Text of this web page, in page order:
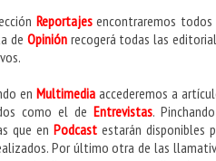
Reportajesencontraremos todos
de Opiniónrecogerá todas las
enMultimedia accederemos a
como el de Entrevistas.
que en Podcast estarán disponibles
Por último otra de las